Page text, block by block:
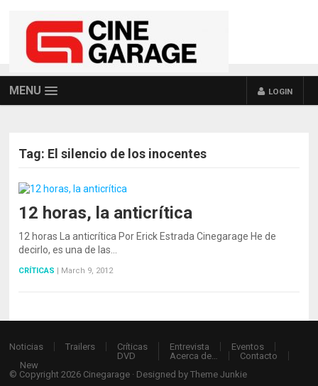
MENU LOGIN
Tag: El silencio de los inocentes
12 horas, la anticrítica
12 horas La anticrítica Por Erick Estrada Cinegarage He de
decirlo, es una de las…
CRÍTICAS | March 9, 2012
Noticias Trailers
Críticas
DVD
Entrevista
Eventos
Acerca de…
Contacto
New
© Copyright 2026 Cinegarage · Designed byTheme Junkie